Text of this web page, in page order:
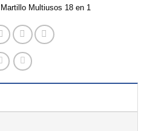
Martillo Multiusos 18 en 1